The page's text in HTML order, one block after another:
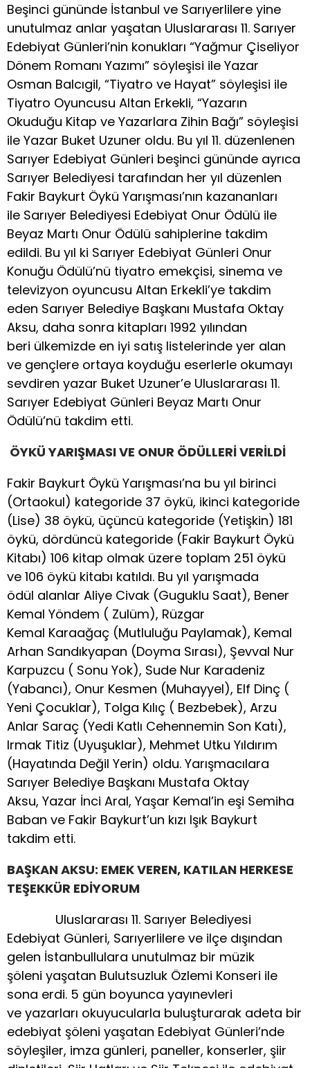
Beşinci gününde İstanbul ve Sarıyerlilere yine
unutulmaz anlar yaşatan Uluslararası 11. Sarıyer
Edebiyat Günleri’nin konukları “Yağmur Çiseliyor
Dönem Romanı Yazımı” söyleşisi ile Yazar
Osman Balcıgil, “Tiyatro ve Hayat” söyleşisi ile
Tiyatro Oyuncusu Altan Erkekli, “Yazarın
Okuduğu Kitap ve Yazarlara Zihin Bağı” söyleşisi
ile Yazar Buket Uzuner oldu. Bu yıl 11. düzenlenen
Sarıyer Edebiyat Günleri beşinci gününde ayrıca
Sarıyer Belediyesi tarafından her yıl düzenlen
Fakir Baykurt Öykü Yarışması’nın kazananları
ile Sarıyer Belediyesi Edebiyat Onur Ödülü ile
Beyaz Martı Onur Ödülü sahiplerine takdim
edildi. Bu yıl ki Sarıyer Edebiyat Günleri Onur
Konuğu Ödülü’nü tiyatro emekçisi, sinema ve
televizyon oyuncusu Altan Erkekli’ye takdim
eden Sarıyer Belediye Başkanı Mustafa Oktay
Aksu, daha sonra kitapları 1992 yılından
beri ülkemizde en iyi satış listelerinde yer alan
ve gençlere ortaya koyduğu eserlerle okumayı
sevdiren yazar Buket Uzuner’e Uluslararası 11.
Sarıyer Edebiyat Günleri Beyaz Martı Onur
Ödülü’nü takdim etti.
ÖYKÜ YARIŞMASI VE ONUR ÖDÜLLERİ VERİLDİ
Fakir Baykurt Öykü Yarışması’na bu yıl birinci
(Ortaokul) kategoride 37 öykü, ikinci kategoride
(Lise) 38 öykü, üçüncü kategoride (Yetişkin) 181
öykü, dördüncü kategoride (Fakir Baykurt Öykü
Kitabı) 106 kitap olmak üzere toplam 251 öykü
ve 106 öykü kitabı katıldı. Bu yıl yarışmada
ödül alanlar Aliye Civak (Guguklu Saat), Bener
Kemal Yöndem ( Zulüm), Rüzgar
Kemal Karaağaç (Mutluluğu Paylamak), Kemal
Arhan Sandıkyapan (Doyma Sırası), Şevval Nur
Karpuzcu ( Sonu Yok), Sude Nur Karadeniz
(Yabancı), Onur Kesmen (Muhayyel), Elf Dinç (
Yeni Çocuklar), Tolga Kılıç ( Bezbebek), Arzu
Anlar Saraç (Yedi Katlı Cehennemin Son Katı),
Irmak Titiz (Uyuşuklar), Mehmet Utku Yıldırım
(Hayatında Değil Yerin) oldu. Yarışmacılara
Sarıyer Belediye Başkanı Mustafa Oktay
Aksu, Yazar İnci Aral, Yaşar Kemal’in eşi Semiha
Baban ve Fakir Baykurt’un kızı Işık Baykurt
takdim etti.
BAŞKAN AKSU: EMEK VEREN, KATILAN HERKESE
TEŞEKKÜR EDİYORUM
Uluslararası 11. Sarıyer Belediyesi
Edebiyat Günleri, Sarıyerlilere ve ilçe dışından
gelen İstanbullulara unutulmaz bir müzik
şöleni yaşatan Bulutsuzluk Özlemi Konseri ile
sona erdi. 5 gün boyunca yayınevleri
ve yazarları okuyucularla buluşturarak adeta bir
edebiyat şöleni yaşatan Edebiyat Günleri’nde
söyleşiler, imza günleri, paneller, konserler, şiir